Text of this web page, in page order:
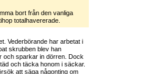
bort från den vanliga
totalhavererade.
Vederbörande har arbetat i
skrubben blev han
och sparkar in dörren. Dock
och täcka honom i säckar.
att säga någonting om